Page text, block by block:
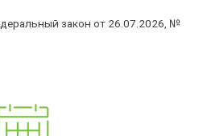
закон от 26.07.2026, №